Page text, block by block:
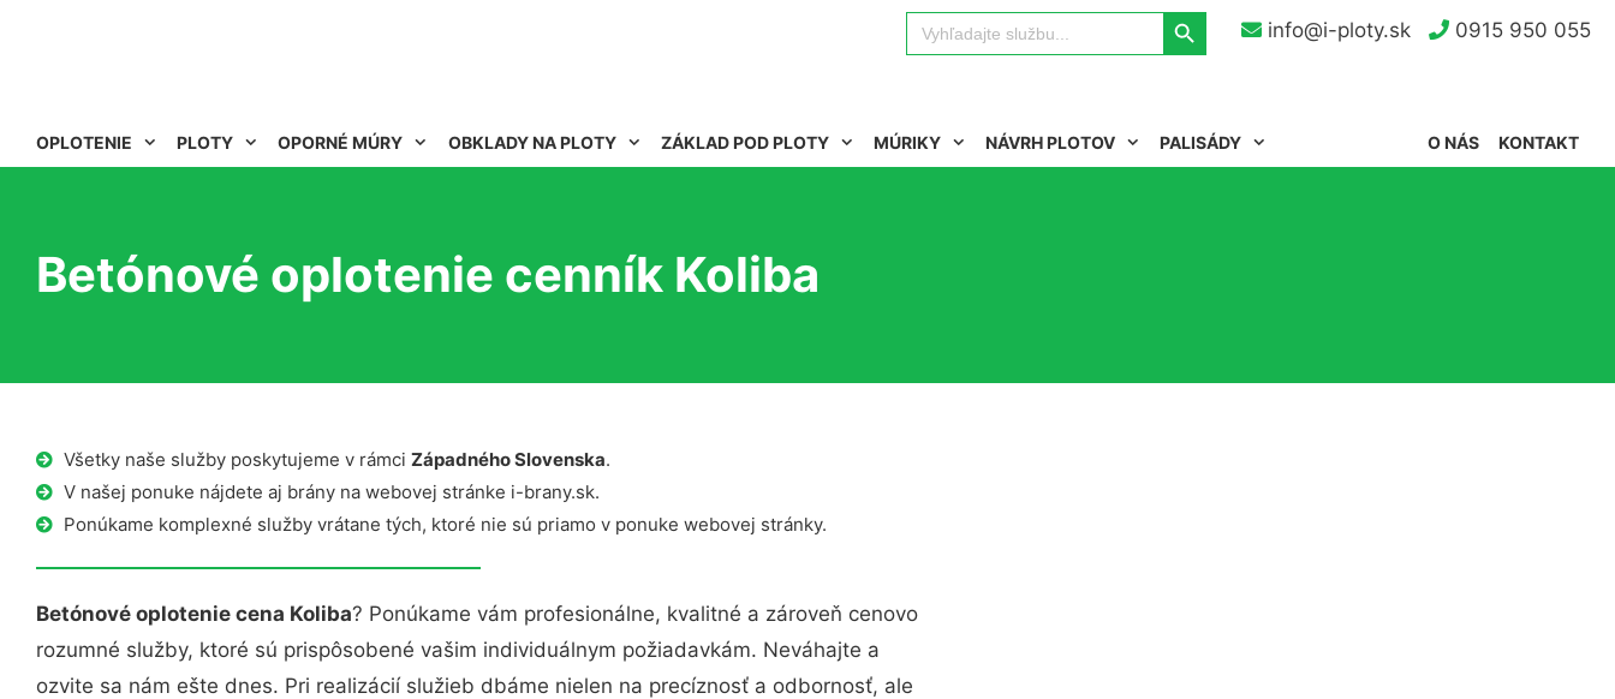
info@i-ploty.sk 0915 950 055
Search
for:
Search Button
OPLOTENIE PLOTY OPORNÉ MÚRY OBKLADY NA PLOTY ZÁKLAD POD PLOTY MÚRIKY NÁVRH PLOTOV PALISÁDY KONTAKT
O NÁS
Betónové oplotenie cenník Koliba
Všetky naše služby poskytujeme v rámci Západného Slovenska.
V našej ponuke nájdete aj brány na webovej stránke i-brany.sk.
Ponúkame komplexné služby vrátane tých, ktoré nie sú priamo v ponuke webovej stránky.
Betónové oplotenie cena Koliba? Ponúkame vám profesionálne, kvalitné a zároveň cenovo
rozumné služby, ktoré sú prispôsobené vašim individuálnym požiadavkám. Neváhajte a
ozvite sa nám ešte dnes. Pri realizácií služieb dbáme nielen na precíznosť a odbornosť, ale